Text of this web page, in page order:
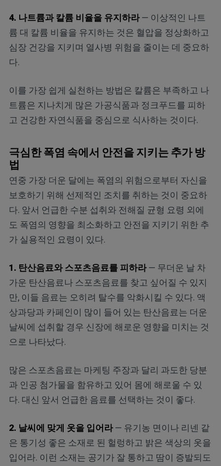
4. 나트륨과 칼륨 비율을 유지하라— 이상적인 나트
륨 대 칼륨 비율을 유지하는 것은 혈압을 정상화하고
심장 건강을 지키며 열사병 위험을 줄이는 데 중요하
다.
이를 가장 쉽게 실천하는 방법은 칼륨은 부족하고 나
트륨은 지나치게 많은 가공식품과 정크푸드를 피하
고 건강한 자연식품을 중심으로 식사하는 것이다.
극심한 폭염 속에서 안전을 지키는 추가 방
법
연중 가장 더운 달에는 폭염의 위험으로부터 자신을
보호하기 위해 선제적인 조치를 취하는 것이 중요하
다. 앞서 언급한 수분 섭취와 전해질 균형 요령 외에
도 폭염의 영향을 최소화하고 안전을 지키기 위한 추
가 실용적인 요령이 있다.
1. 탄산음료와 스포츠음료를 피하라— 무더운 날 차
가운 탄산음료나 스포츠음료를 찾고 싶어질 수 있지
만, 이들 음료는 오히려 탈수를 악화시킬 수 있다. 액
상과당과 카페인이 많이 들어 있는 탄산음료는 더운
날씨에 섭취할 경우 신장에 해로운 영향을 미치는 것
으로 나타났다.
많은 스포츠음료는 마케팅 주장과 달리 과도한 당분
과 인공 첨가물을 함유하고 있어 몸에 해로울 수 있
다. 대신 앞서 언급한 음료를 선택하는 것이 좋다.
2. 날씨에 맞게 옷을 입어라— 유기농 면이나 리넨 같
은 통기성 좋은 소재로 된 헐렁하고 밝은 색상의 옷을
입어라. 이런 소재는 공기가 잘 통하고 땀이 증발되도